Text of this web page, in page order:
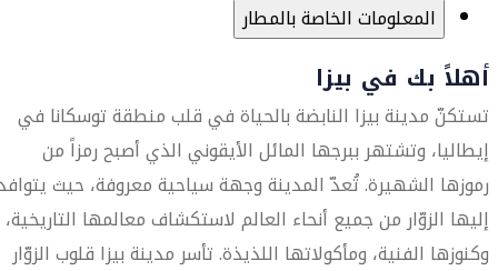
المعلومات الخاصة بالمطار
أهلاً بك في بيزا
تستكنّ مدينة بيزا النابضة بالحياة في قلب منطقة توسكانا في
إيطاليا، وتشتهر ببرجها المائل الأيقوني الذي أصبح رمزاً من
رموزها الشهيرة. تُعدّ المدينة وجهة سياحية معروفة، حيث
إليها الزوّار من جميع أنحاء العالم لاستكشاف معالمها التاريخية،
وكنوزها الفنية، ومأكولاتها اللذيذة. تأسر مدينة بيزا قلوب الزوّار